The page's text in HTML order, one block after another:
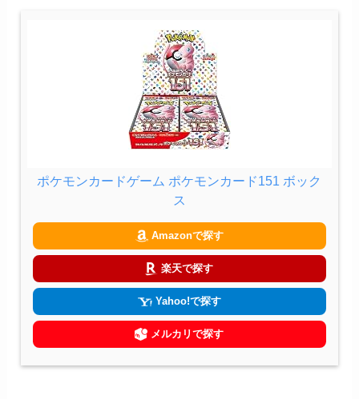
ポケモンカードゲーム ポケモンカード151 ボック
ス
Amazonで探す
楽天で探す
Yahoo!で探す
メルカリで探す